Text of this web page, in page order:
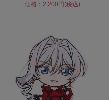
価格：2,200円(税込)